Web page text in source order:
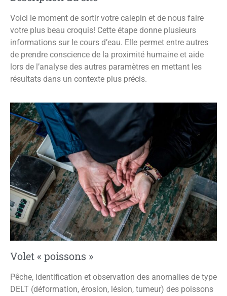
Voici le moment de sortir votre calepin et de nous faire
votre plus beau croquis! Cette étape donne plusieurs
informations sur le cours d’eau. Elle permet entre autres
de prendre conscience de la proximité humaine et aide
lors de l’analyse des autres paramètres en mettant les
résultats dans un contexte plus précis.
Volet « poissons »
Pêche, identification et observation des anomalies de type
DELT (déformation, érosion, lésion, tumeur) des poissons